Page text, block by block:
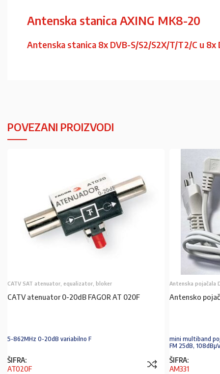
Antenska stanica AXING MK8-20
Antenska stanica 8x DVB-S/S2/S2X/T/T2/C u 8x
POVEZANI PROIZVODI
CATV SAT atenuator, equalizator, bloker
CATV atenuator 0-20dB FAGOR AT 020F
5-862MHz 0-20dB variabilno F
ŠIFRA:
AT020F
Antenska pojačala
Antensko
mini multiband
FM 25dB,
ŠIFRA:
AM331